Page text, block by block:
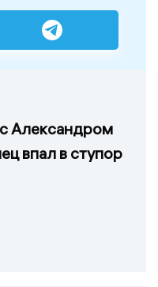
Александром
впал в ступор